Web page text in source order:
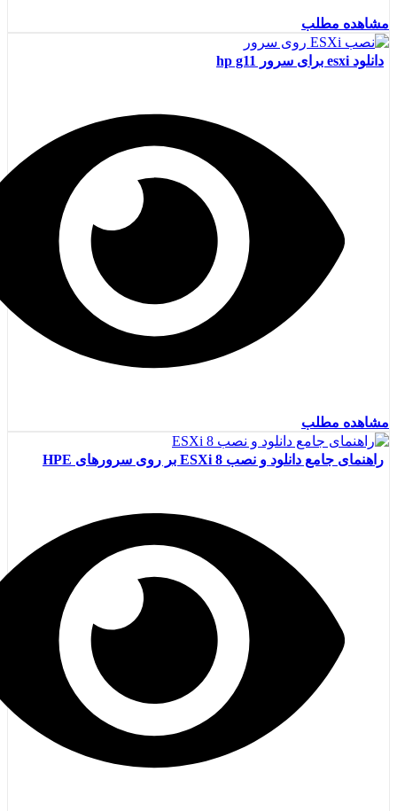
مشاهده مطلب
دانلود esxi برای سرور hp g11
مشاهده مطلب
راهنمای جامع دانلود و نصب ESXi 8 بر روی سرورهای HPE